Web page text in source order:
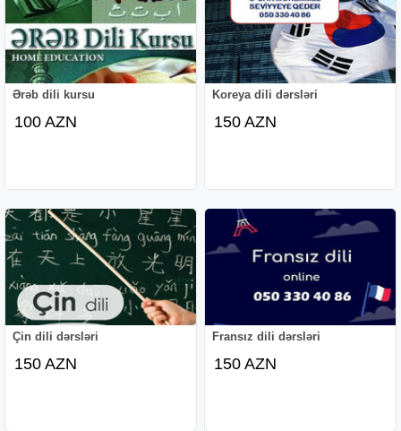
Ərəb dili kursu
100 AZN
Koreya dili dərsləri
150 AZN
Çin dili dərsləri
150 AZN
Fransız dili dərsləri
150 AZN